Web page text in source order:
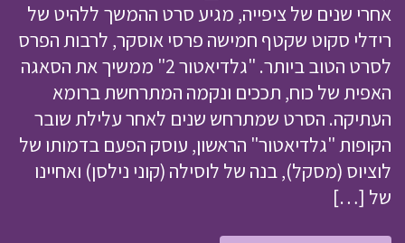
אחרי שנים של ציפייה, מגיע סרט ההמשך ללהיט של
רידלי סקוט שקטף חמישה פרסי אוסקר, לרבות הפרס
לסרט הטוב ביותר. "גלדיאטור 2" ממשיך את הסאגה
האפית של כוח, תככים ונקמה המתרחשת ברומא
העתיקה. הסרט שמתרחש שנים לאחר עלילת שובר
הקופות "גלדיאטור" הראשון, עוסק הפעם בדמותו של
לוציוס (מסקל), בנה של לוסילה (קוני נילסן) ואחיינו
של […]